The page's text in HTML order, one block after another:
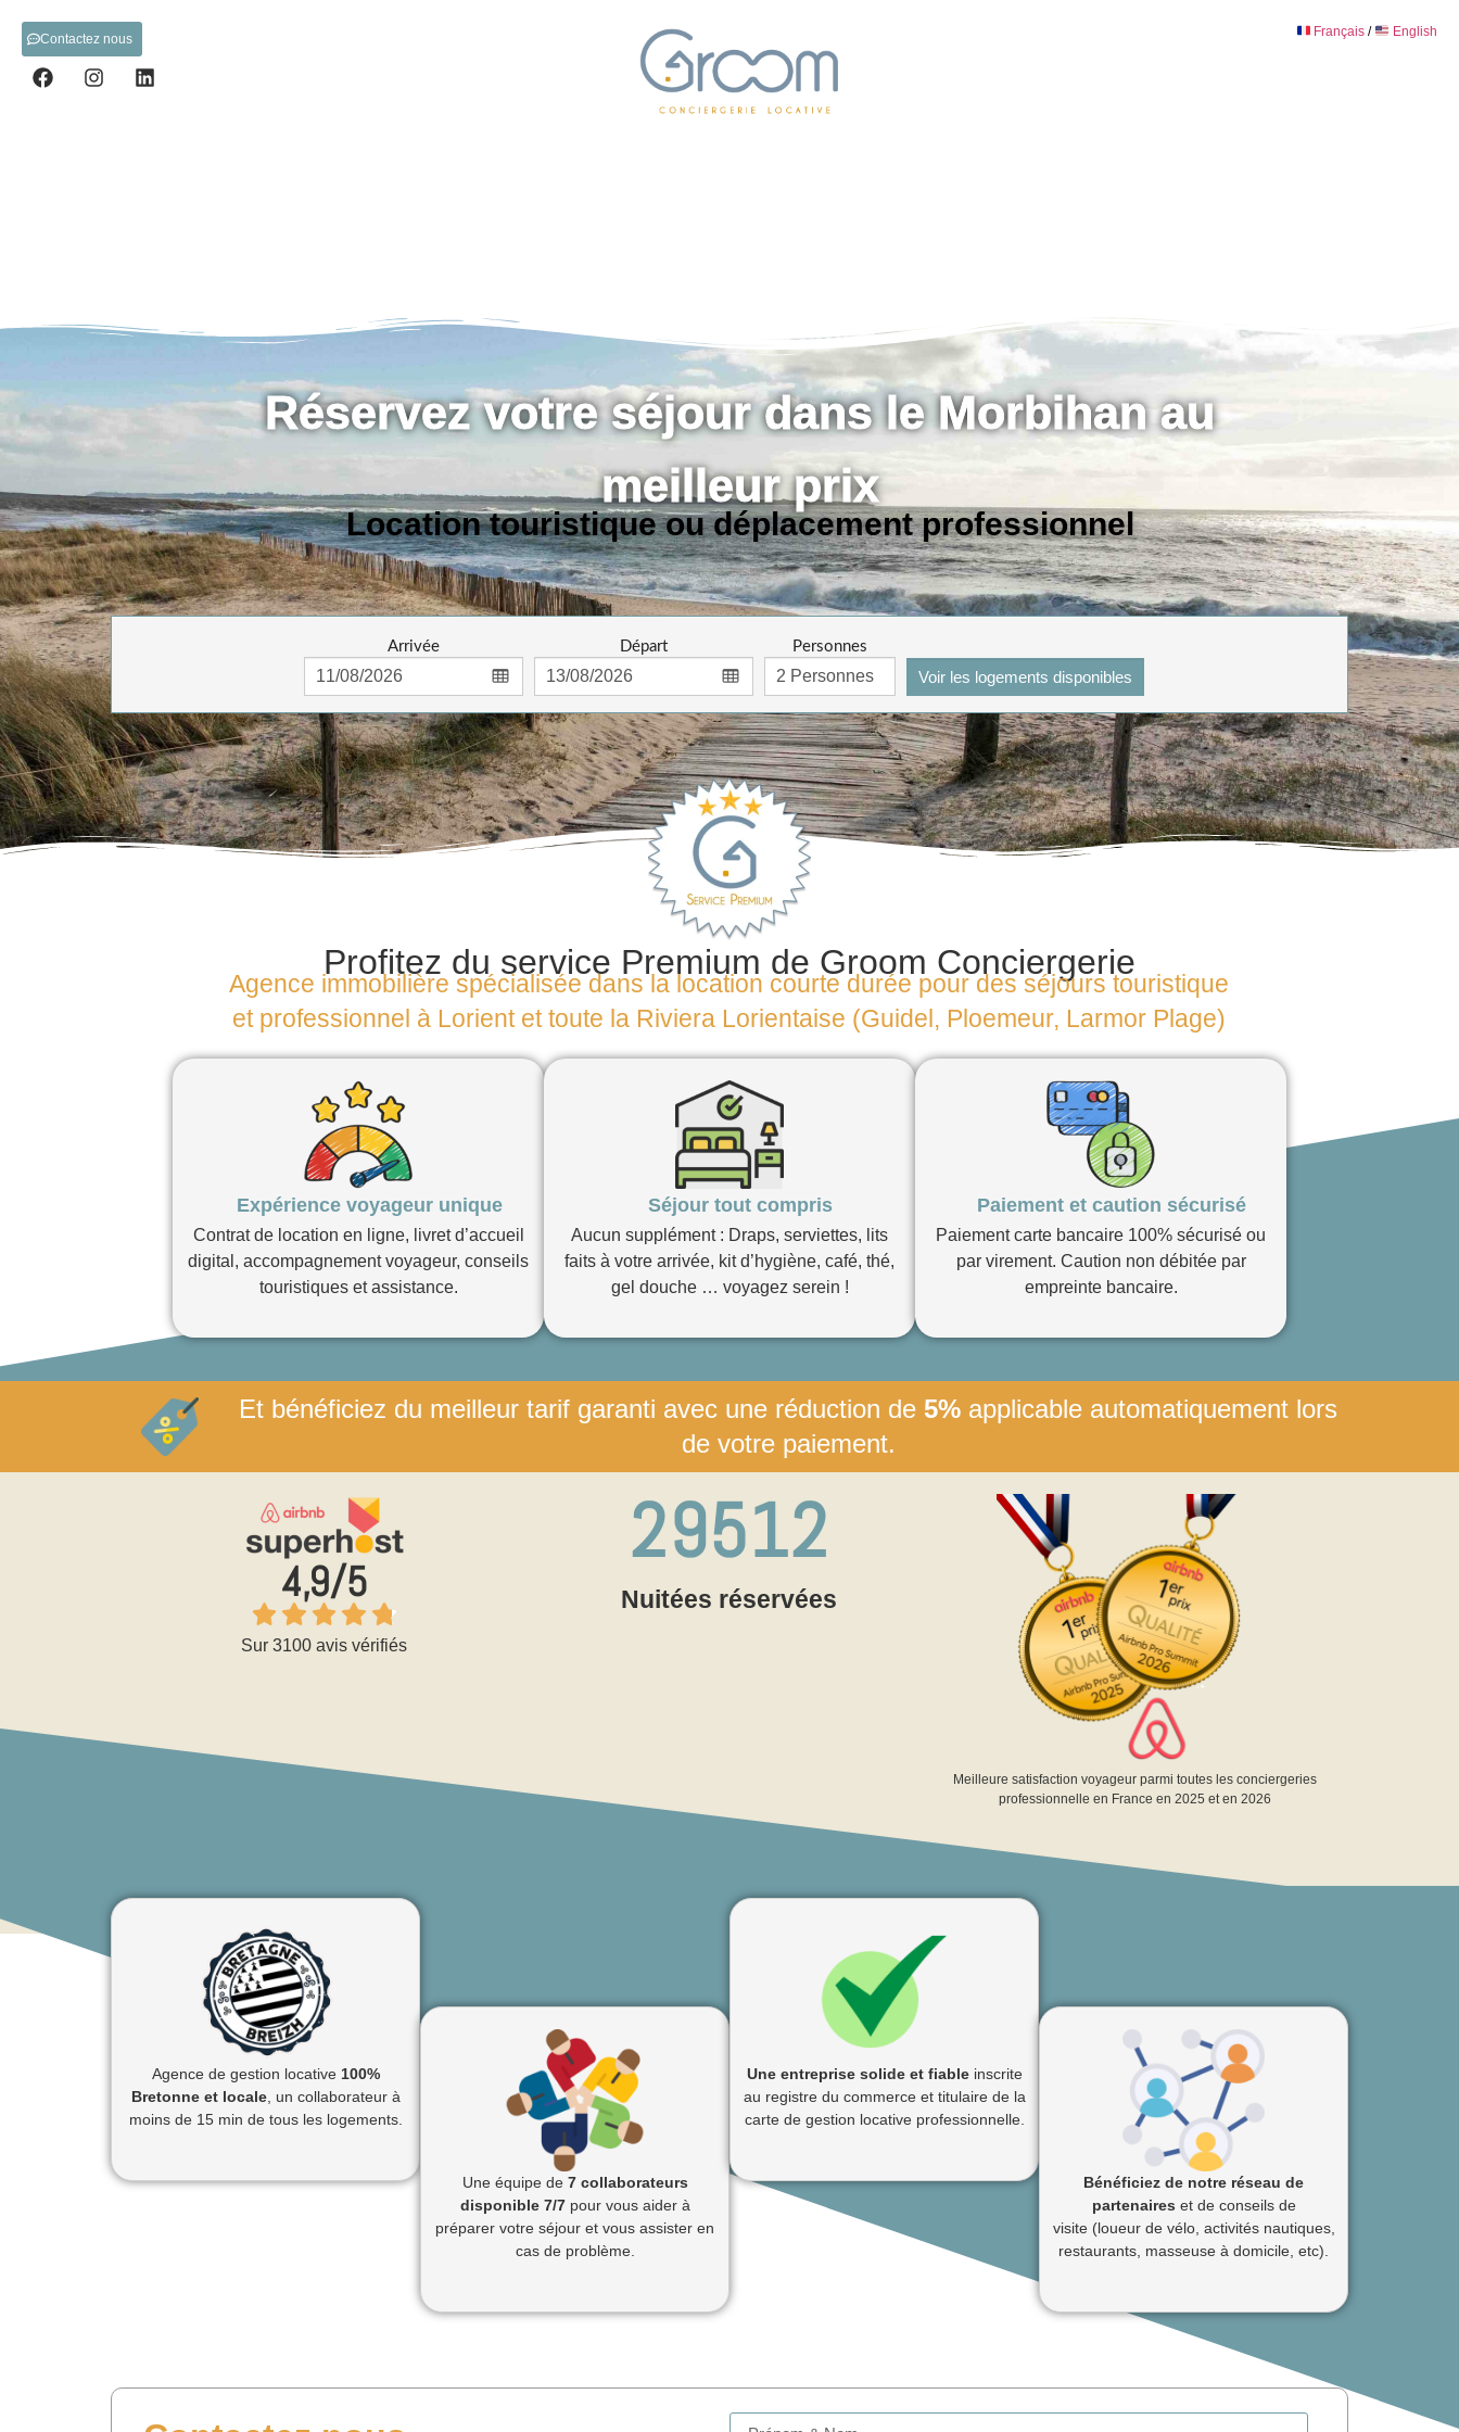
Contactez nous Français / English
Réservez votre séjour dans le Morbihan au
meilleur prix
Location touristique ou déplacement professionnel
Arrivée Départ Personnes
Voir les logements disponibles
Profitez du service Premium de Groom Conciergerie
Agence immobilière spécialisée dans la location courte durée pour des séjours touristique
et professionnel à Lorient et toute la Riviera Lorientaise (Guidel, Ploemeur, Larmor Plage)
Expérience voyageur unique
Contrat de location en ligne, livret d’accueil
digital, accompagnement voyageur, conseils
touristiques et assistance.
Séjour tout compris
Aucun supplément : Draps, serviettes, lits
faits à votre arrivée, kit d’hygiène, café, thé,
gel douche … voyagez serein !
Paiement et caution sécurisé
Paiement carte bancaire 100% sécurisé ou
par virement. Caution non débitée par
empreinte bancaire.
Et bénéficiez du meilleur tarif garanti avec une réduction de5% applicable automatiquement lors
de votre paiement.
4,9/5
Sur 3100 avis vérifiés
Nuitées réservées
29512
Meilleure satisfaction voyageur parmi toutes les conciergeries
professionnelle en France en 2025 et en 2026
Agence de gestion locative 100%
Bretonne et locale, un collaborateur à
moins de 15 min de tous les logements.
Une équipe de 7 collaborateurs
disponible 7/7pour vous aider à
préparer votre séjour et vous assister en
cas de problème.
Une entreprise solide et fiableinscrite
au registre du commerce et titulaire de la
carte de gestion locative professionnelle.
Bénéficiez de notre réseau de
partenaires et de conseils de
visite (loueur de vélo, activités nautiques,
restaurants, masseuse à domicile, etc).